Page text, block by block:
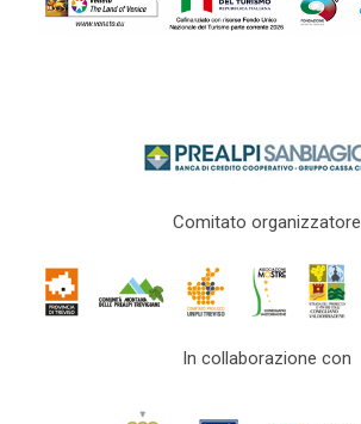
Comitato organizzatore
In collaborazione con